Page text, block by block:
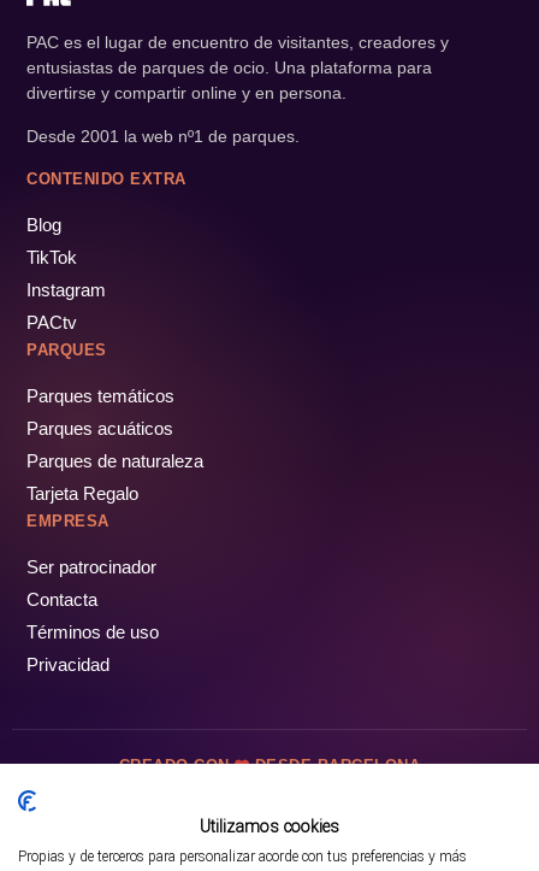
Mejor opción en SATOORDAY
PAC es el lugar de encuentro de visitantes, creadores y
entusiastas de parques de ocio. Una plataforma para
divertirse y compartir online y en persona.
Desde 2001 la web nº1 de parques.
CONTENIDO EXTRA
Blog
TikTok
Instagram
PACtv
PARQUES
Parques temáticos
Parques acuáticos
Parques de naturaleza
Tarjeta Regalo
EMPRESA
Ser patrocinador
Contacta
Términos de uso
Privacidad
CREADO CON DESDE BARCELONA
Utilizamos cookies
Propias y de terceros para personalizar acorde con tus preferencias y más